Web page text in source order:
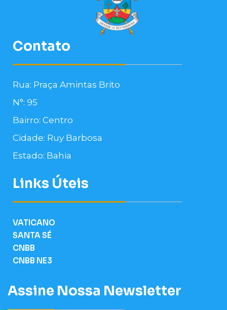
Contato
Rua: Praça Amintas Brito
N°: 95
Bairro: Centro
Cidade: Ruy Barbosa
Estado: Bahia
Links Úteis
VATICANO
SANTA SÉ
CNBB
CNBB NE3
Assine Nossa Newsletter